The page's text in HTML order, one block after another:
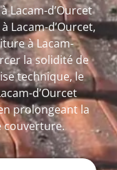
Lacam-d’Ourcet
Lacam-d’Ourcet,
à Lacam-
la solidité de
technique, le
d’Ourcet
prolongeant la
couverture.